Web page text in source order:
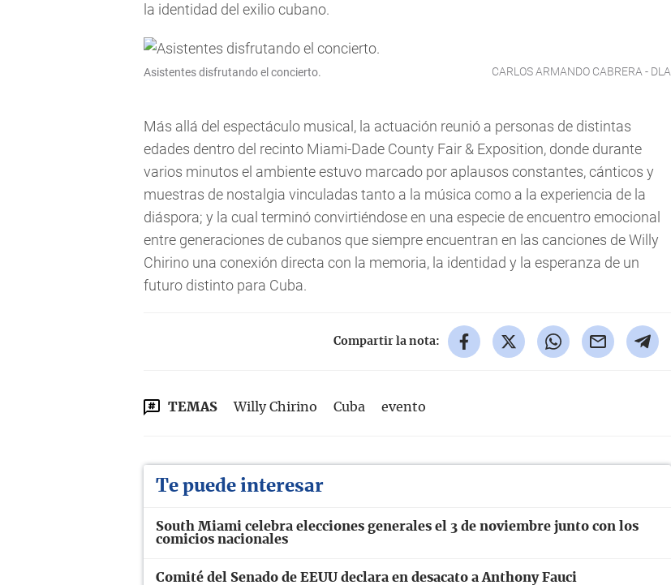
la identidad del exilio cubano.
Asistentes disfrutando el concierto. CARLOS ARMANDO CABRERA - DLA
Más allá del espectáculo musical, la actuación reunió a personas de distintas
edades dentro del recinto Miami-Dade County Fair & Exposition, donde durante
varios minutos el ambiente estuvo marcado por aplausos constantes, cánticos y
muestras de nostalgia vinculadas tanto a la música como a la experiencia de la
diáspora; y la cual terminó convirtiéndose en una especie de encuentro emocional
entre generaciones de cubanos que siempre encuentran en las canciones de Willy
Chirino una conexión directa con la memoria, la identidad y la esperanza de un
futuro distinto para Cuba.
Compartir la nota:
TEMAS Willy Chirino Cuba evento
Te puede interesar
South Miami celebra elecciones generales el 3 de noviembre junto con los
comicios nacionales
Comité del Senado de EEUU declara en desacato a Anthony Fauci